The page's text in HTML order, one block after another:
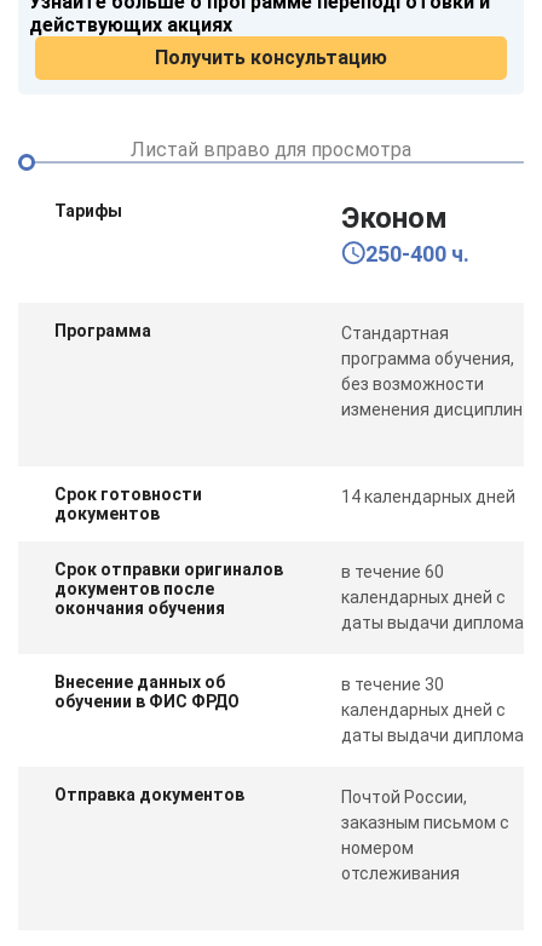
действующих акциях
Получить консультацию
Листай вправо для просмотра
Тарифы Эконом
250-400 ч.
Программа
Стандартная
программа обучения,
без возможности
изменения дисциплин
Срок готовности
документов
14 календарных дней
Срок отправки оригиналов
документов после
окончания обучения
в течение 60
календарных дней с
даты выдачи диплома
Внесение данных об
обучении в ФИС ФРДО
в течение 30
календарных дней с
даты выдачи диплома
Отправка документов
Почтой России,
заказным письмом с
номером
отслеживания